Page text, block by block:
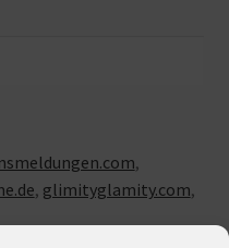
,
, glimityglamity.com,